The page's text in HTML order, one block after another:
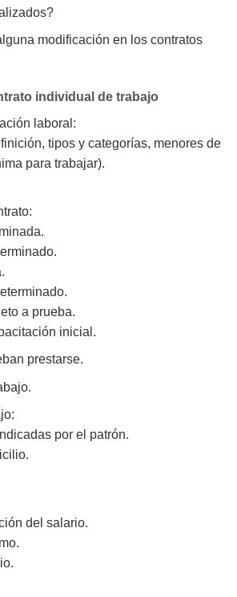
modificación en los contratos
individual de trabajo
laboral:
tipos y categorías, menores de
para trabajar).
a prueba.
inicial.
prestarse.
por el patrón.
del salario.